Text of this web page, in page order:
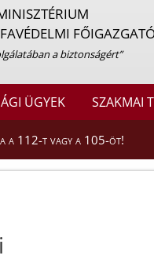
a biztonságért”
ÜGYEK SZAKMAI
a 112-t vagy a 105-öt!